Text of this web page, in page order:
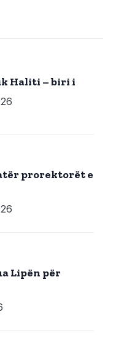
Haliti – biri i
prorektorët e
Lipën për